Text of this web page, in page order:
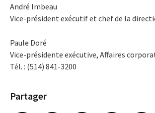
André Imbeau
Vice-président exécutif et chef de la
Paule Doré
Vice-présidente exécutive, Affaires
Tél. : (514) 841-3200
Partager